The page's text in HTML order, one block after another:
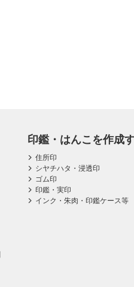
印鑑・はんこを作成
住所印
シヤチハタ・浸透印
ゴム印
印鑑・実印
インク・朱肉・印鑑ケース等